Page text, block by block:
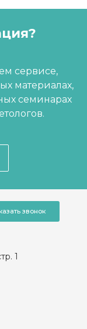
сервисе,
материалах,
семинарах
звонок
1